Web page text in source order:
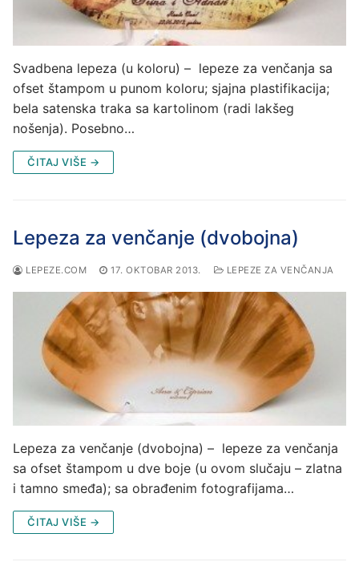
Svadbena lepeza (u koloru) – lepeze za venčanja sa
ofset štampom u punom koloru; sjajna plastifikacija;
bela satenska traka sa kartolinom (radi lakšeg
nošenja). Posebno…
ČITAJ VIŠE →
Lepeza za venčanje (dvobojna)
LEPEZE.COM 17. OKTOBAR 2013. LEPEZE ZA VENČANJA
Lepeza za venčanje (dvobojna) – lepeze za venčanja
sa ofset štampom u dve boje (u ovom slučaju – zlatna
i tamno smeđa); sa obrađenim fotografijama…
ČITAJ VIŠE →